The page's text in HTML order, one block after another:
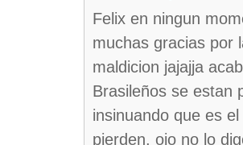
Felix en ningun
muchas gracias por
maldicion jajajja
Brasileños se estan
insinuando que es
pierden, ojo no lo